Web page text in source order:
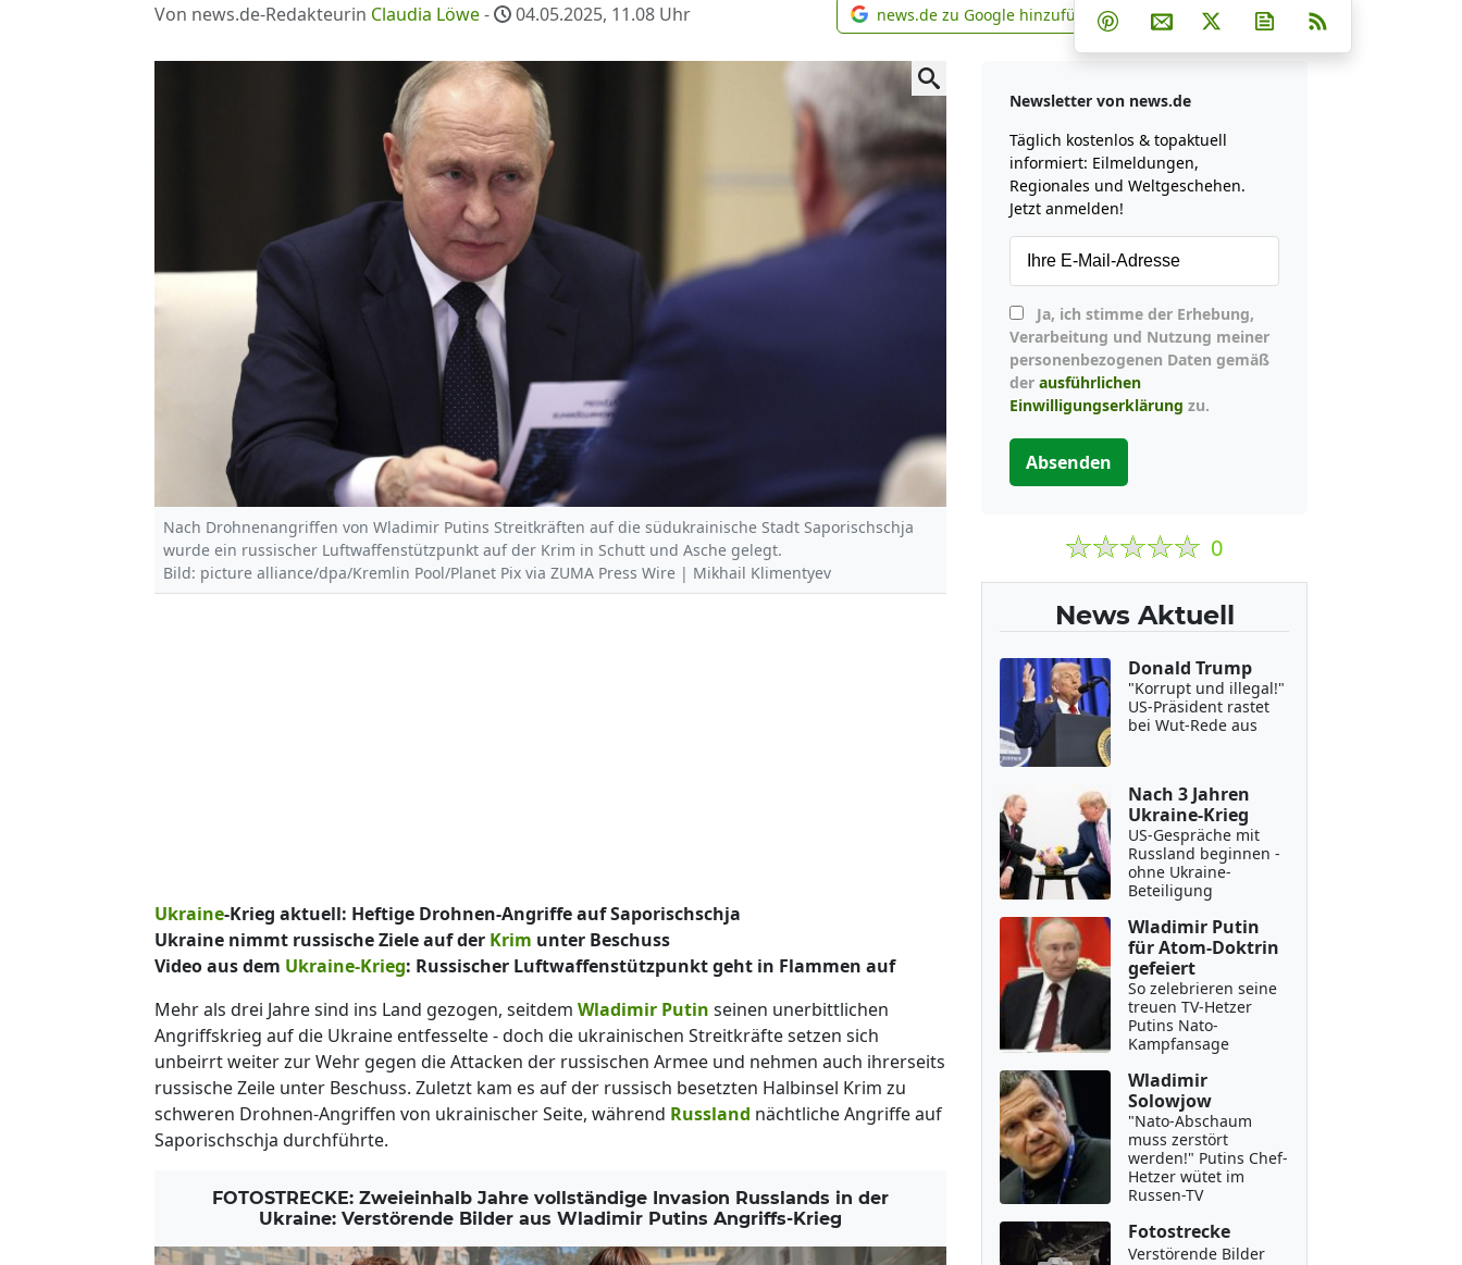
Von news.de-Redakteurin Claudia Löwe- 04.05.2025, 11.08 Uhr news.de zu Google hinzufügen
news.de zu Google hinzufügen Teilen auf Facebook
Teilen auf Whatsapp
Teilen auf Telegram
Teilen auf Pinterest
Per E-Mail teilen
Post auf XNewsletter
Nach Drohnenangriffen von Wladimir Putins Streitkräften auf die südukrainische Stadt Saporischschja
wurde ein russischer Luftwaffenstützpunkt auf der Krim in Schutt und Asche gelegt.
Bild: picture alliance/dpa/Kremlin Pool/Planet Pix via ZUMA Press Wire | Mikhail Klimentyev
Ukraine-Krieg aktuell: Heftige Drohnen-Angriffe auf Saporischschja
Ukraine nimmt russische Ziele auf der Krim unter Beschuss
Video aus dem Ukraine-Krieg: Russischer Luftwaffenstützpunkt geht in Flammen auf
Mehr als drei Jahre sind ins Land gezogen, seitdem Wladimir Putin seinen unerbittlichen
Angriffskrieg auf die Ukraine entfesselte - doch die ukrainischen Streitkräfte setzen sich
unbeirrt weiter zur Wehr gegen die Attacken der russischen Armee und nehmen auch ihrerseits
russische Zeile unter Beschuss. Zuletzt kam es auf der russisch besetzten Halbinsel Krim zu
schweren Drohnen-Angriffen von ukrainischer Seite, während Russland nächtliche Angriffe auf
Saporischschja durchführte.
FOTOSTRECKE: Zweieinhalb Jahre vollständige Invasion Russlands in der
Ukraine: Verstörende Bilder aus Wladimir Putins Angriffs-Krieg
Newsletter von news.de
Täglich kostenlos & topaktuell
informiert: Eilmeldungen,
Regionales und Weltgeschehen.
Jetzt anmelden!
Verarbeitung und Nutzung meiner
personenbezogenen Daten gemäß
der ausführlichen
Einwilligungserklärung zu.
Absenden
0
News Aktuell
Donald Trump
"Korrupt und illegal!"
US-Präsident rastet
bei Wut-Rede aus
Nach 3 Jahren
Ukraine-Krieg
US-Gespräche mit
Russland beginnen -
ohne Ukraine-
Beteiligung
Wladimir Putin
für Atom-Doktrin
gefeiert
So zelebrieren seine
treuen TV-Hetzer
Putins Nato-
Kampfansage
Wladimir
Solowjow
"Nato-Abschaum
muss zerstört
werden!" Putins Chef-
Hetzer wütet im
Russen-TV
Fotostrecke
Verstörende Bilder